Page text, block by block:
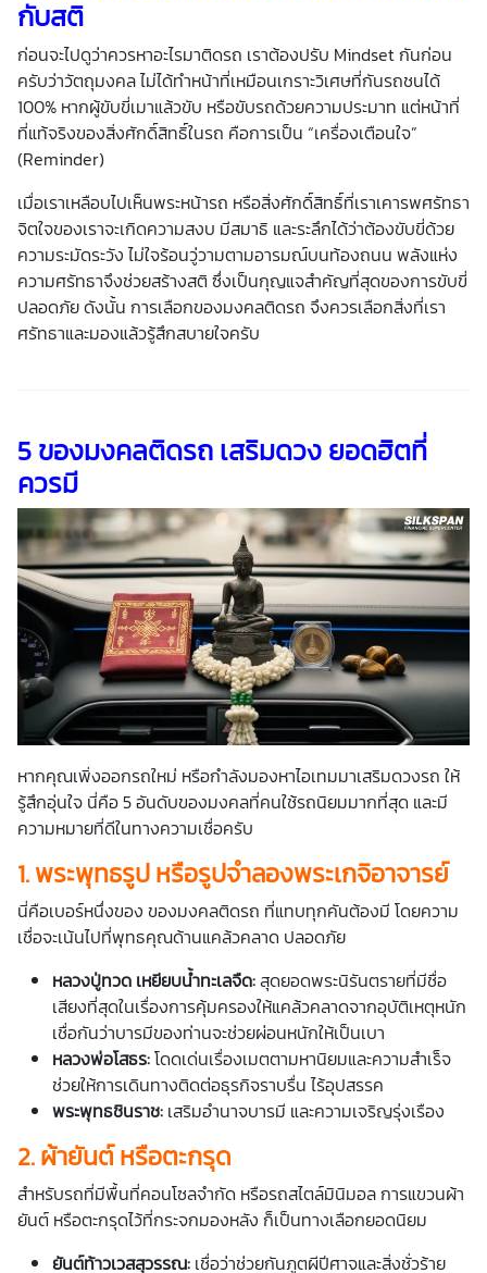
กับสติ
ก่อนจะไปดูว่าควรหาอะไรมาติดรถ เราต้องปรับ Mindset กันก่อน
ครับว่าวัตถุมงคลไม่ได้ทำหน้าที่เหมือนเกราะวิเศษที่กันรถชนได้
100% หากผู้ขับขี่เมาแล้วขับ หรือขับรถด้วยความประมาท แต่หน้าที่
ที่แท้จริงของสิ่งศักดิ์สิทธิ์ในรถ คือการเป็น “เครื่องเตือนใจ”
(Reminder)
เมื่อเราเหลือบไปเห็นพระหน้ารถ หรือสิ่งศักดิ์สิทธิ์ที่เราเคารพศรัทธา
จิตใจของเราจะเกิดความสงบ มีสมาธิ และระลึกได้ว่าต้องขับขี่ด้วย
ความระมัดระวัง ไม่ใจร้อนวู่วามตามอารมณ์บนท้องถนน พลังแห่ง
ความศรัทธาจึงช่วยสร้างสติ ซึ่งเป็นกุญแจสำคัญที่สุดของการขับขี่
ปลอดภัย ดังนั้น การเลือกของมงคลติดรถ จึงควรเลือกสิ่งที่เรา
ศรัทธาและมองแล้วรู้สึกสบายใจครับ
5ของมงคลติดรถเสริมดวงยอดฮิตที่
ควรมี
หากคุณเพิ่งออกรถใหม่ หรือกำลังมองหาไอเทมมาเสริมดวงรถ ให้
รู้สึกอุ่นใจ นี่คือ 5 อันดับของมงคลที่คนใช้รถนิยมมากที่สุด และมี
ความหมายที่ดีในทางความเชื่อครับ
1. พระพุทธรูป หรือรูปจำลองพระเกจิอาจารย์
นี่คือเบอร์หนึ่งของ ของมงคลติดรถ ที่แทบทุกคันต้องมี โดยความ
เชื่อจะเน้นไปที่พุทธคุณด้านแคล้วคลาด ปลอดภัย
หลวงปู่ทวด เหยียบน้ำทะเลจืด:สุดยอดพระนิรันตรายที่มีชื่อ
เสียงที่สุดในเรื่องการคุ้มครองให้แคล้วคลาดจากอุบัติเหตุหนัก
เชื่อกันว่าบารมีของท่านจะช่วยผ่อนหนักให้เป็นเบา
หลวงพ่อโสธร:โดดเด่นเรื่องเมตตามหานิยมและความสำเร็จ
ช่วยให้การเดินทางติดต่อธุรกิจราบรื่น ไร้อุปสรรค
พระพุทธชินราช: เสริมอำนาจบารมี และความเจริญรุ่งเรือง
2. ผ้ายันต์ หรือตะกรุด
สำหรับรถที่มีพื้นที่คอนโซลจำกัด หรือรถสไตล์มินิมอล การแขวนผ้า
ยันต์ หรือตะกรุดไว้ที่กระจกมองหลัง ก็เป็นทางเลือกยอดนิยม
ยันต์ท้าวเวสสุวรรณ: เชื่อว่าช่วยกันภูตผีปีศาจและสิ่งชั่วร้าย